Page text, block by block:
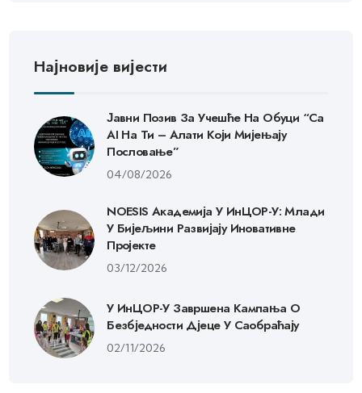
Најновије вијести
Јавни Позив За Учешће На Обуци “Са
AI На Ти – Алати Који Мијењају
Пословање”
04/08/2026
NOESIS Академија У ИнЦОР-У: Млади
У Бијељини Развијају Иновативне
Пројекте
03/12/2026
У ИнЦОР-У Завршена Кампања О
Безбједности Дјеце У Саобраћају
02/11/2026